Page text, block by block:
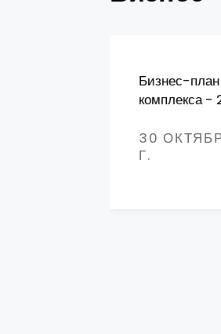
Бизнес-план
комплекса -
30
Г.